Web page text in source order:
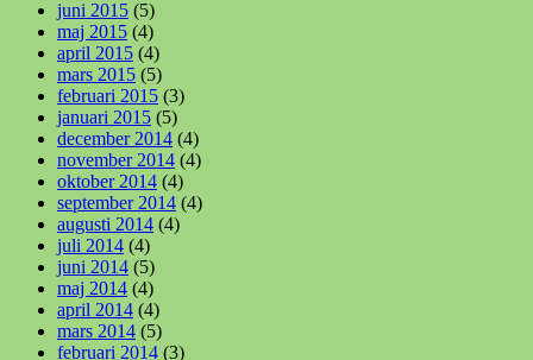
juni 2015 (5)
maj 2015 (4)
april 2015 (4)
mars 2015 (5)
februari 2015 (3)
januari 2015 (5)
december 2014 (4)
november 2014 (4)
oktober 2014 (4)
september 2014 (4)
augusti 2014 (4)
juli 2014 (4)
juni 2014 (5)
maj 2014 (4)
april 2014 (4)
mars 2014 (5)
februari 2014 (3)